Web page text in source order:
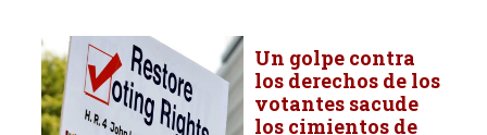
Un golpe contra
los derechos de los
votantes sacude
los cimientos de